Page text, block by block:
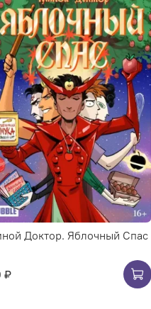
Доктор. Яблочный Спас
₽